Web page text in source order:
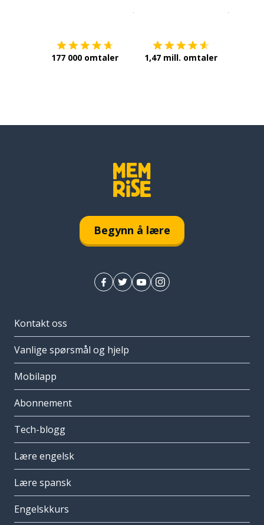
177 000 omtaler 1,47 mill. omtaler
Begynn å lære
Kontakt oss
Vanlige spørsmål og hjelp
Mobilapp
Abonnement
Tech-blogg
Lære engelsk
Lære spansk
Engelskkurs